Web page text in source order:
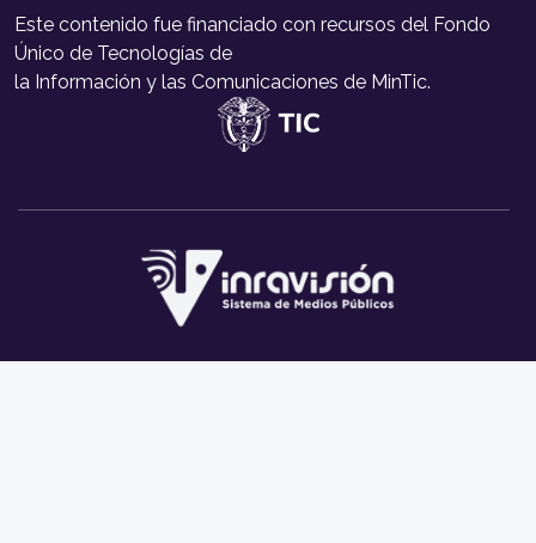
Este contenido fue financiado con recursos del Fondo
Único de Tecnologías de
la Información y las Comunicaciones de MinTic.